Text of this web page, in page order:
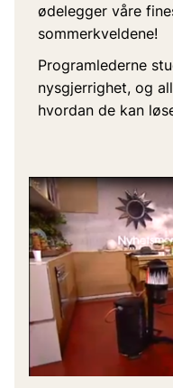
ødelegger våre
sommerkveldene!
Programlederne
nysgjerrighet, og
hvordan de kan